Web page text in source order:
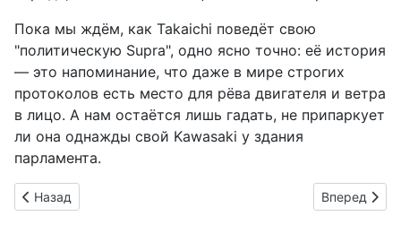
Пока мы ждём, как Takaichi поведёт свою
"политическую Supra", одно ясно точно: её история
— это напоминание, что даже в мире строгих
протоколов есть место для рёва двигателя и ветра
в лицо. А нам остаётся лишь гадать, не припаркует
ли она однажды свой Kawasaki у здания
парламента.
Предыдущий: Будущее логистики: eve auto и беспилотные
Назад Следующий:
Вперед